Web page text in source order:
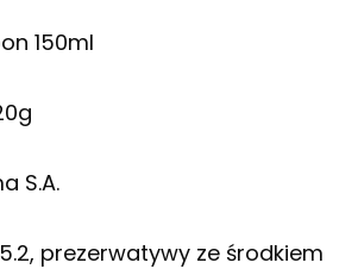
150ml
S.A.
prezerwatywy ze środkiem